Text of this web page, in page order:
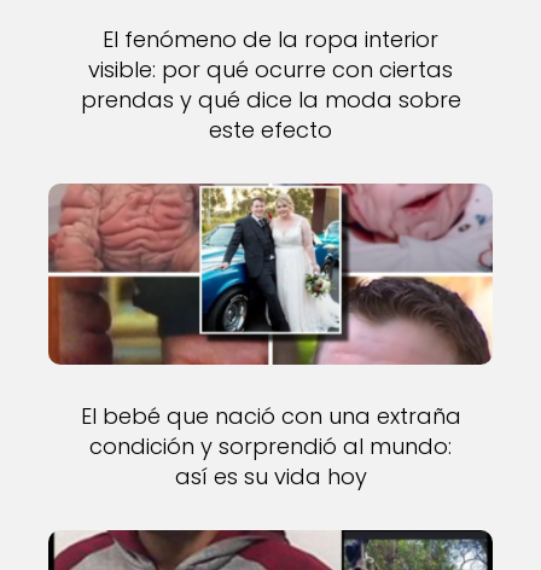
El fenómeno de la ropa interior
visible: por qué ocurre con ciertas
prendas y qué dice la moda sobre
este efecto
El bebé que nació con una extraña
condición y sorprendió al mundo:
así es su vida hoy